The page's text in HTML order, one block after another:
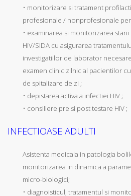
• monitorizare si tratament
profesionale / nonprofesionale
• examinarea si monitorizarea
HIV/SIDA cu asigurarea
investigatiilor de laborator
examen clinic zilnic al pacientilor
de spitalizare de zi ;
• depistarea activa a infectiei HIV ;
• consiliere pre si post testare HIV ;
INFECTIOASE ADULTI
Asistenta medicala in patologia
monitorizarea in dinamica a
micro-biologici;
• diagnoisticul, tratamentul si